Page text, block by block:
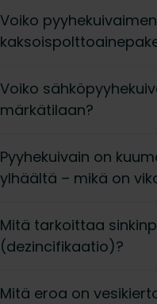
Voiko
Voiko
märkätilaan?
Pyyhekuivain on
ylhäältä – mikä on
Mitä tarkoittaa
(dezincifikaatio)?
Mitä eroa on